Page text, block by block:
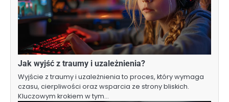
Jak wyjść z traumy i uzależnienia?
Wyjście z traumy i uzależnienia to proces, który wymaga
czasu, cierpliwości oraz wsparcia ze strony bliskich.
Kluczowym krokiem w tym…